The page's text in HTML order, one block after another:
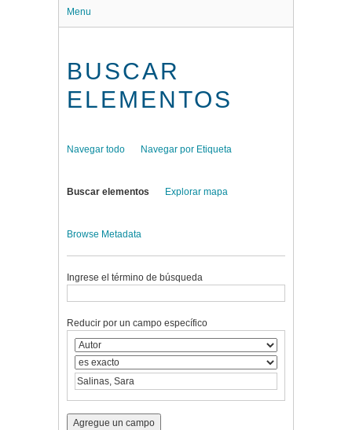
Menu
BUSCAR
ELEMENTOS
Navegar todo Navegar por Etiqueta
Buscar elementos Explorar mapa
Browse Metadata
Ingrese el término de búsqueda
Reducir por un campo específico
Agregue un campo